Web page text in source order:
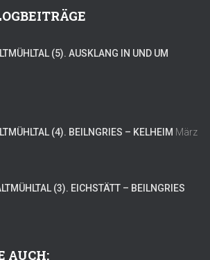
(5). AUSKLANG IN UND UM
(4). BEILNGRIES – KELHEIM März
(3). EICHSTÄTT – BEILNGRIES
AUCH: